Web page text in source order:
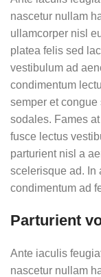
nascetur nullam
ullamcorper nisl
platea felis sed
vestibulum ad
condimentum
semper et
sodales. Fames
fusce lectus
parturient nisl a
scelerisque ad. In
condimentum ad
Parturient
Ante iaculis
nascetur nullam